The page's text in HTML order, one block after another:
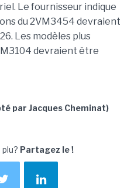
Le fournisseur indique
du 2VM3454 devraient
Les modèles plus
devraient être
par Jacques Cheminat)
Partagez le !